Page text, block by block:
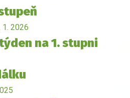
1. 2026
na 1. stupni